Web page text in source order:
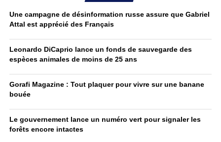
Une campagne de désinformation russe assure que Gabriel
Attal est apprécié des Français
Leonardo DiCaprio lance un fonds de sauvegarde des
espèces animales de moins de 25 ans
Gorafi Magazine : Tout plaquer pour vivre sur une banane
bouée
Le gouvernement lance un numéro vert pour signaler les
forêts encore intactes